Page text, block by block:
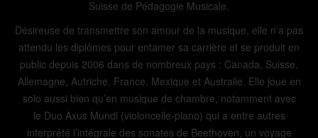
Suisse de Pédagogie Musicale.
Désireuse de transmettre son amour de la musique, elle n’a pas
attendu les diplômes pour entamer sa carrière et se produit en
public depuis 2006 dans de nombreux pays : Canada, Suisse,
Allemagne, Autriche, France, Mexique et Australie. Elle joue en
solo aussi bien qu’en musique de chambre, notamment avec
le Duo Axus Mundi (violoncelle-piano) qui a entre autres
interprété l’intégrale des sonates de Beethoven, un voyage